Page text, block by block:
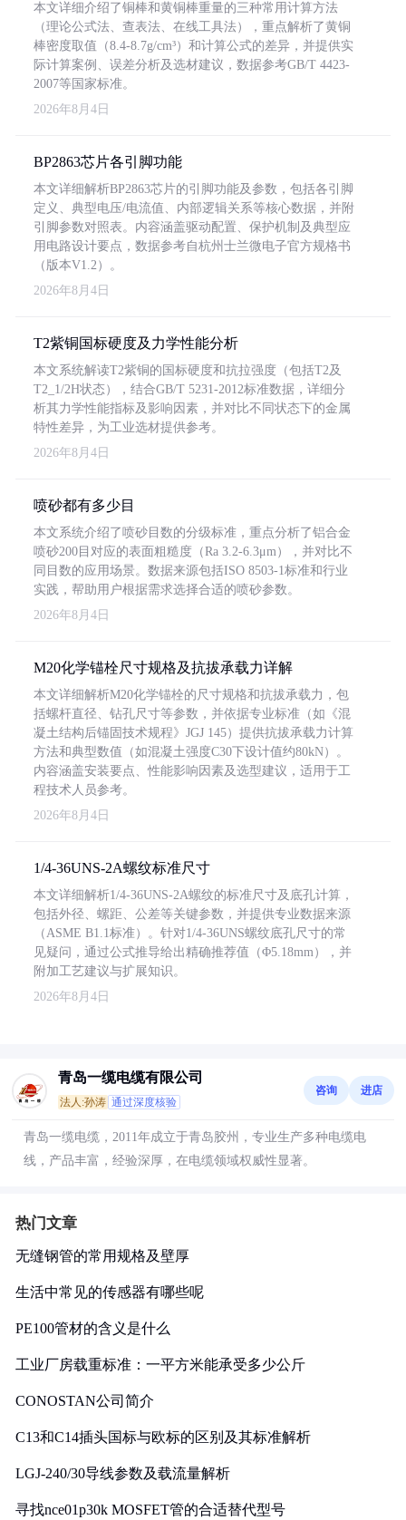
本文详细介绍了铜棒和黄铜棒重量的三种常用计算方法
（理论公式法、查表法、在线工具法），重点解析了黄铜
棒密度取值（8.4-8.7g/cm³）和计算公式的差异，并提供实
际计算案例、误差分析及选材建议，数据参考GB/T 4423-
2007等国家标准。
2026年8月4日
BP2863芯片各引脚功能
本文详细解析BP2863芯片的引脚功能及参数，包括各引脚
定义、典型电压/电流值、内部逻辑关系等核心数据，并附
引脚参数对照表。内容涵盖驱动配置、保护机制及典型应
用电路设计要点，数据参考自杭州士兰微电子官方规格书
（版本V1.2）。
2026年8月4日
T2紫铜国标硬度及力学性能分析
本文系统解读T2紫铜的国标硬度和抗拉强度（包括T2及
T2_1/2H状态），结合GB/T 5231-2012标准数据，详细分
析其力学性能指标及影响因素，并对比不同状态下的金属
特性差异，为工业选材提供参考。
2026年8月4日
喷砂都有多少目
本文系统介绍了喷砂目数的分级标准，重点分析了铝合金
喷砂200目对应的表面粗糙度（Ra 3.2-6.3μm），并对比不
同目数的应用场景。数据来源包括ISO 8503-1标准和行业
实践，帮助用户根据需求选择合适的喷砂参数。
2026年8月4日
M20化学锚栓尺寸规格及抗拔承载力详解
本文详细解析M20化学锚栓的尺寸规格和抗拔承载力，包
括螺杆直径、钻孔尺寸等参数，并依据专业标准（如《混
凝土结构后锚固技术规程》JGJ 145）提供抗拔承载力计算
方法和典型数值（如混凝土强度C30下设计值约80kN）。
内容涵盖安装要点、性能影响因素及选型建议，适用于工
程技术人员参考。
2026年8月4日
1/4-36UNS-2A螺纹标准尺寸
本文详细解析1/4-36UNS-2A螺纹的标准尺寸及底孔计算，
包括外径、螺距、公差等关键参数，并提供专业数据来源
（ASME B1.1标准）。针对1/4-36UNS螺纹底孔尺寸的常
见疑问，通过公式推导给出精确推荐值（Φ5.18mm），并
附加工艺建议与扩展知识。
2026年8月4日
青岛一缆电缆有限公司
法人:孙涛 通过深度核验
咨询 进店
青岛一缆电缆，2011年成立于青岛胶州，专业生产多种电缆电
线，产品丰富，经验深厚，在电缆领域权威性显著。
热门文章
无缝钢管的常用规格及壁厚
生活中常见的传感器有哪些呢
PE100管材的含义是什么
工业厂房载重标准：一平方米能承受多少公斤
CONOSTAN公司简介
C13和C14插头国标与欧标的区别及其标准解析
LGJ-240/30导线参数及载流量解析
寻找nce01p30k MOSFET管的合适替代型号